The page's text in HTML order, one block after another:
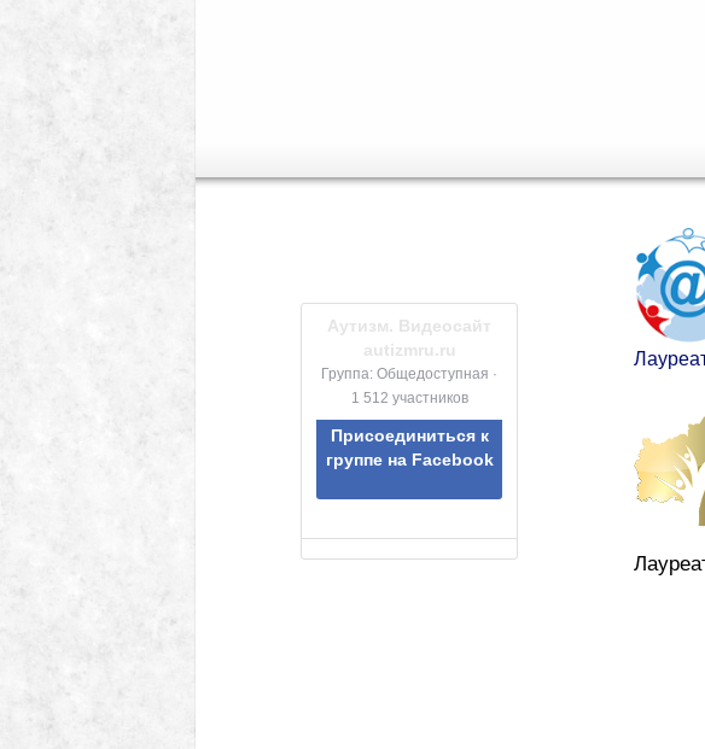
Аутизм. Видеосайт
autizmru.ru
Группа: Общедоступная ·
1 512 участников
Присоединиться к
группе на Facebook